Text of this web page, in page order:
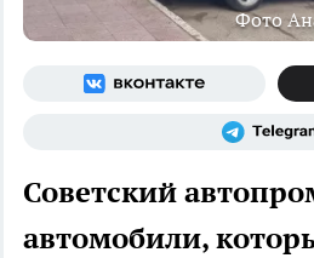
Фото
Советский
автомобили,